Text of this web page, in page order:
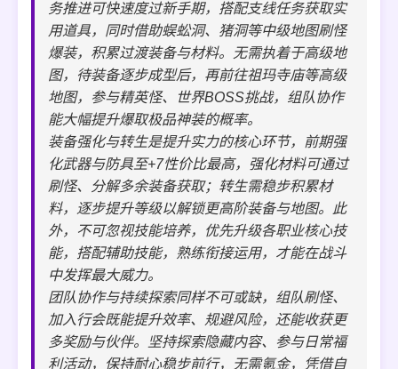
务推进可快速度过新手期，搭配支线任务获取实
用道具，同时借助蜈蚣洞、猪洞等中级地图刷怪
爆装，积累过渡装备与材料。无需执着于高级地
图，待装备逐步成型后，再前往祖玛寺庙等高级
地图，参与精英怪、世界BOSS挑战，组队协作
能大幅提升爆取极品神装的概率。
装备强化与转生是提升实力的核心环节，前期强
化武器与防具至+7性价比最高，强化材料可通过
刷怪、分解多余装备获取；转生需稳步积累材
料，逐步提升等级以解锁更高阶装备与地图。此
外，不可忽视技能培养，优先升级各职业核心技
能，搭配辅助技能，熟练衔接运用，才能在战斗
中发挥最大威力。
团队协作与持续探索同样不可或缺，组队刷怪、
加入行会既能提升效率、规避风险，还能收获更
多奖励与伙伴。坚持探索隐藏内容、参与日常福
利活动，保持耐心稳步前行，无需氪金，凭借自